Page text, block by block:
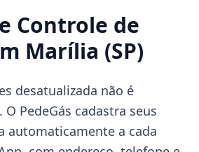
Controle de
Marília (SP)
desatualizada não é
PedeGás cadastra seus
automaticamente a cada